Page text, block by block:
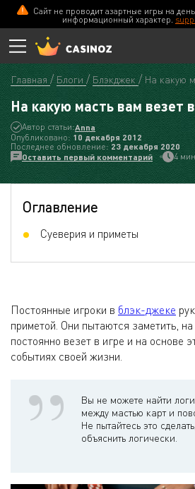
Сайт не проводит азартные игры на
информационный характер.
Главная Блоги Блэкджек На какую
На какую масть вам везет
Автор статьи:Anna
Опубликовано:10 декабря 2012
Последнее обновление:23 декабря 2020
Оставить первый комментарий
4
Оглавление
Суеверия и приметы
Постоянные игроки в блэк-джеке
приметой. Они пытаются заметить,
постоянно везет в игре и на основе
событиях своей жизни.
Вы не можете найти
между мастью карт и
Не пытайтесь это
объяснить логически.